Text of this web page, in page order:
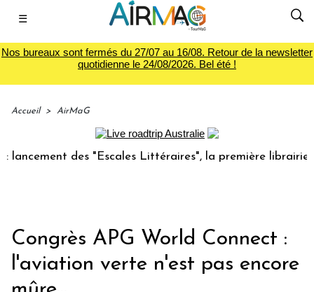
☰
Nos bureaux sont fermés du 27/07 au 16/08. Retour de la newsletter
quotidienne le 24/08/2026. Bel été !
Accueil > AirMaG
des "Escales Littéraires", la première librairie du
Congrès APG World Connect :
l'aviation verte n'est pas encore